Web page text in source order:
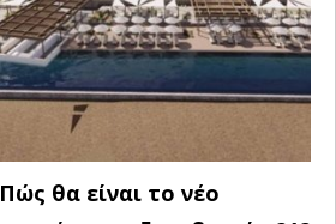
Πώς θα είναι το νέο
το Michanikos-Online
2018 - All Rights Reserved